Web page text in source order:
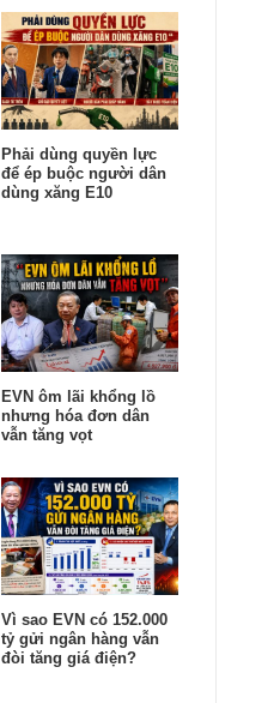
Phải dùng quyền lực
để ép buộc người dân
dùng xăng E10
EVN ôm lãi khổng lồ
nhưng hóa đơn dân
vẫn tăng vọt
Vì sao EVN có 152.000
tỷ gửi ngân hàng vẫn
đòi tăng giá điện?